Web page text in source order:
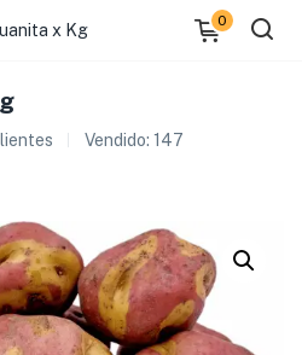
x Kg
0
Vendido: 147